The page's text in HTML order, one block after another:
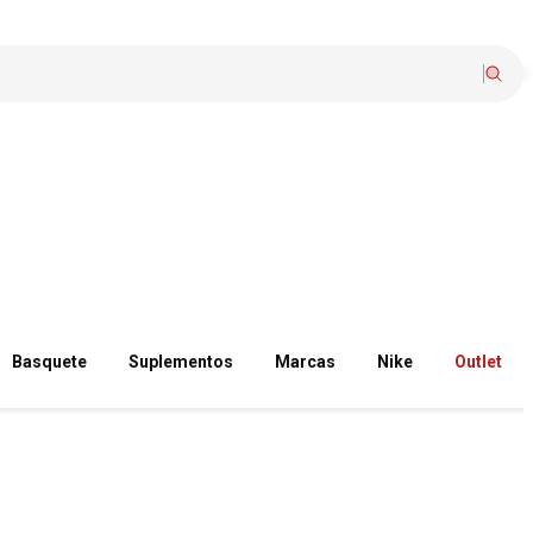
Basquete Suplementos Marcas Nike Outlet